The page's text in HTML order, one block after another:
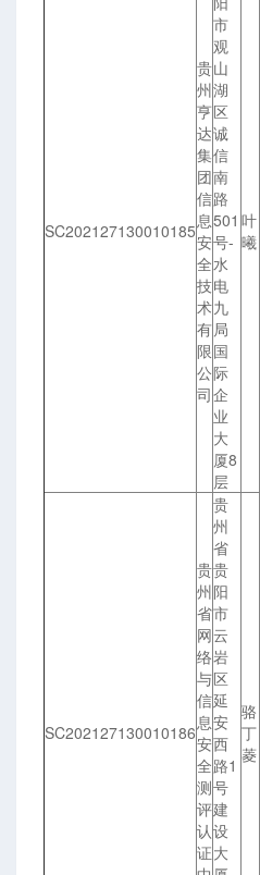
SC202127130010185
贵
州
亨
达
集
团
信
息
安
全
技
术
有
限
公
司
市
观
山
湖
区
诚
信
南
路
501
号-
水
电
九
局
国
际
企
业
大
厦8
层
叶
曦
SC202127130010186
贵
州
省
网
络
与
信
息
安
全
测
评
认
证
贵
州
省
贵
阳
市
云
岩
区
延
安
西
路1
号
建
设
大
骆
丁
菱